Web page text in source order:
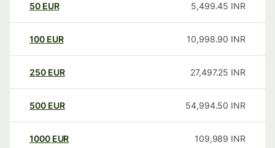
50 EUR 5,499.45 INR
100 EUR 10,998.90 INR
250 EUR 27,497.25 INR
500 EUR 54,994.50 INR
1000 EUR 109,989 INR